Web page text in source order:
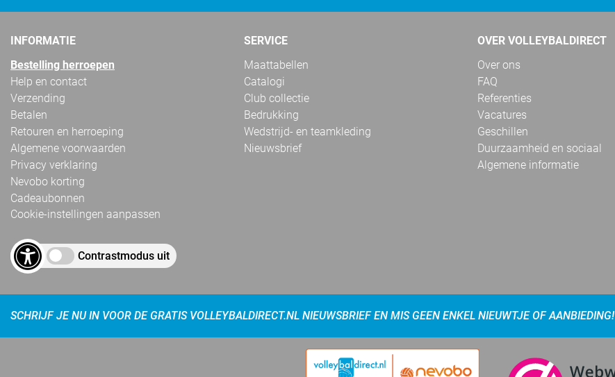
INFORMATIE
Bestelling herroepen
Help en contact
Verzending
Betalen
Retouren en herroeping
Algemene voorwaarden
Privacy verklaring
Nevobo korting
Cadeaubonnen
Cookie-instellingen aanpassen
Contrastmodus uit
SERVICE
Maattabellen
Catalogi
Club collectie
Bedrukking
Wedstrijd- en teamkleding
Nieuwsbrief
OVER VOLLEYBALDIRECT
Over ons
FAQ
Referenties
Vacatures
Geschillen
Duurzaamheid en sociaal
Algemene informatie
SCHRIJF JE NU IN VOOR DE GRATIS VOLLEYBALDIRECT.NL NIEUWSBRIEF EN MIS GEEN ENKEL NIEUWTJE OF AANBIEDING!